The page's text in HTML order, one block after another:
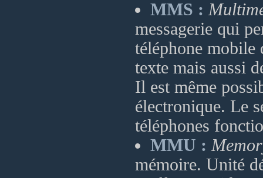
MMS :
messagerie qui
téléphone mobile
texte mais aussi
Il est même
électronique. Le
téléphones
MMU :
mémoire. Unité